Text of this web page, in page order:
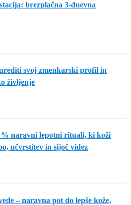
brezplačna 3-dnevna
svoj zmenkarski profil in
življenje
% naravni lepotni rituali, ki koži
učvrstitev in sijoč videz
– naravna pot do lepše kože,